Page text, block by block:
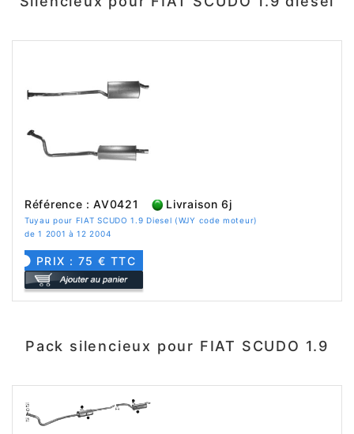
Référence : AV0421 Livraison 6j
Tuyau pour FIAT SCUDO 1.9 Diesel (WJY code moteur)
de 1 2001 à 12 2004
PRIX : 75 € TTC
Pack silencieux pour FIAT SCUDO 1.9